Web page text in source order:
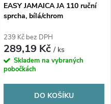
EASY JAMAICA JA 110 ruční
sprcha, bílá/chrom
239 Kč bez DPH
289,19 Kč/ ks
Skladem na vybraných
pobočkách
DO KOŠÍKU